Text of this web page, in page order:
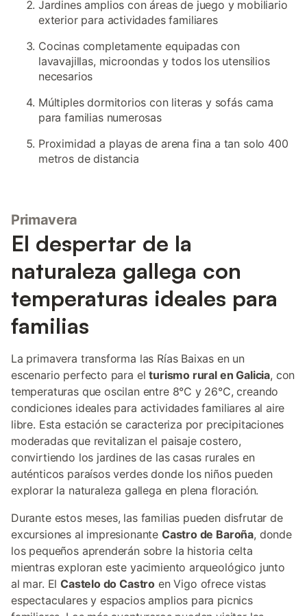
Jardines amplios con áreas de juego y mobiliario
exterior para actividades familiares
Cocinas completamente equipadas con
lavavajillas, microondas y todos los utensilios
necesarios
Múltiples dormitorios con literas y sofás cama
para familias numerosas
Proximidad a playas de arena fina a tan solo 400
metros de distancia
Primavera
El despertar de la
naturaleza gallega con
temperaturas ideales para
familias
La primavera transforma las Rías Baixas en un
escenario perfecto para elturismo rural en Galicia, con
temperaturas que oscilan entre 8°C y 26°C, creando
condiciones ideales para actividades familiares al aire
libre. Esta estación se caracteriza por precipitaciones
moderadas que revitalizan el paisaje costero,
convirtiendo los jardines de las casas rurales en
auténticos paraísos verdes donde los niños pueden
explorar la naturaleza gallega en plena floración.
Durante estos meses, las familias pueden disfrutar de
excursiones al impresionante Castro de Baroña, donde
los pequeños aprenderán sobre la historia celta
mientras exploran este yacimiento arqueológico junto
al mar. ElCastelo do Castro en Vigo ofrece vistas
espectaculares y espacios amplios para picnics